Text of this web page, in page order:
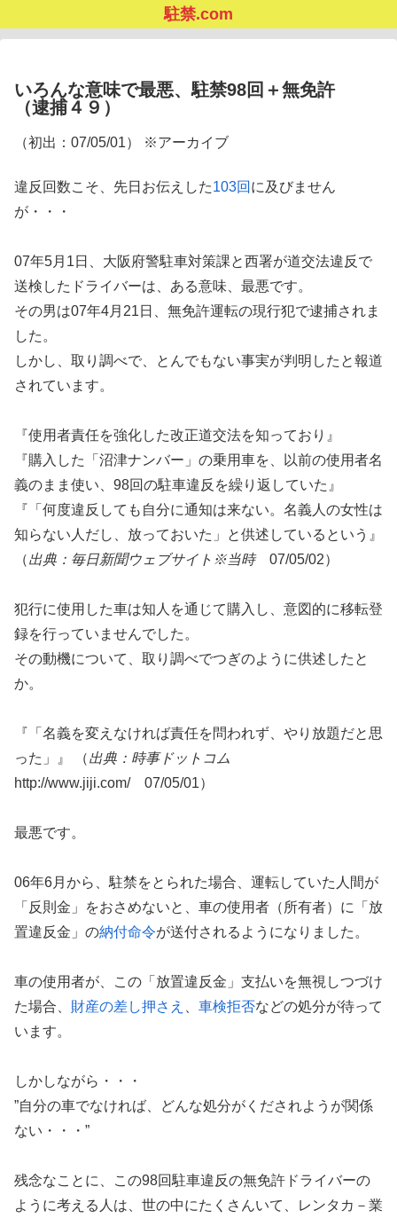
駐禁.com
いろんな意味で最悪、駐禁98回＋無免許
（逮捕４９）
（初出：07/05/01） ※アーカイブ
違反回数こそ、先日お伝えした103回 に及びません
が・・・
07年5月1日、大阪府警駐車対策課と西署が道交法違反で
送検したドライバーは、ある意味、最悪です。
その男は07年4月21日、無免許運転の現行犯で逮捕されま
した。
しかし、取り調べで、とんでもない事実が判明したと報道
されています。
『使用者責任を強化した改正道交法を知っており』
『購入した「沼津ナンバー」の乗用車を、以前の使用者名
義のまま使い、98回の駐車違反を繰り返していた』
『「何度違反しても自分に通知は来ない。名義人の女性は
知らない人だし、放っておいた」と供述しているという』
（出典：毎日新聞ウェブサイト※当時07/05/02）
犯行に使用した車は知人を通じて購入し、意図的に移転登
録を行っていませんでした。
その動機について、取り調べでつぎのように供述したと
か。
『「名義を変えなければ責任を問われず、やり放題だと思
った」』 （出典：時事ドットコム
http://www.jiji.com/ 07/05/01）
最悪です。
06年6月から、駐禁をとられた場合、運転していた人間が
「反則金」をおさめないと、車の使用者（所有者）に「放
置違反金」の納付命令が送付されるようになりました。
車の使用者が、この「放置違反金」支払いを無視しつづけ
た場合、 財産の差し押さえ 車検拒否などの処分が待って
います。
しかしながら・・・
”自分の車でなければ、どんな処分がくだされようが関係
ない・・・”
残念なことに、この98回駐車違反の無免許ドライバーの
ように考える人は、世の中にたくさんいて、レンタカ－業